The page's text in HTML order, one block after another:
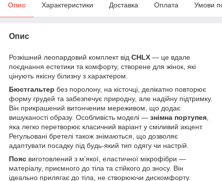
Опис Характеристики Доставка Оплата Умови
Опис
Розкішний леопардовий комплект від CHLX — це вдале
поєднання естетики та комфорту, створене для жінок, які
цінують якісну білизну з характером.
Бюстгальтер без поролону, на кісточці, делікатно повторює
форму грудей та забезпечує природну, але надійну підтримку.
Він прикрашений витонченим мереживом, що додає
вишуканості образу. Особливість моделі — знімна портупея
яка легко перетворює класичний варіант у сміливий акцент.
Регульовані бретелі також знімаються, що дозволяє
адаптувати посадку під будь-який тип одягу чи настрій.
Пояс виготовлений з м’якої, еластичної мікрофібри —
матеріалу, приємного до тіла та стійкого до зносу. Він
ідеально прилягає до тіла, не створюючи дискомфорту.